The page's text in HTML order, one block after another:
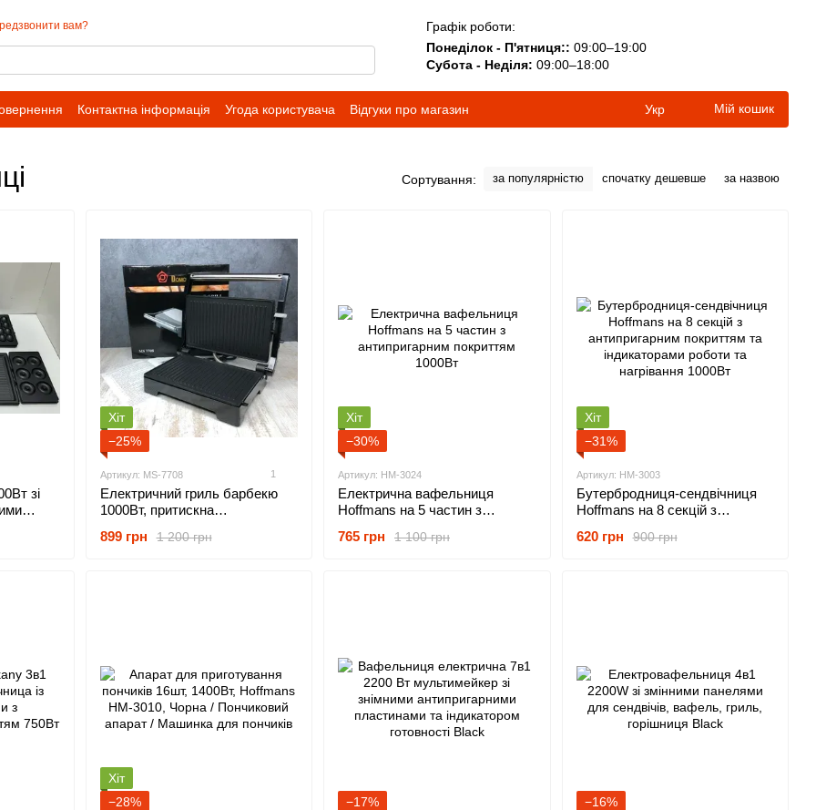
вам?
Графік роботи:
Понеділок - П'ятниця:: 09:00–19:00
Субота - Неділя: 09:00–18:00
Контактна інформація Угода користувача Відгуки про магазин Укр Мій кошик
Сортування: за популярністю спочатку дешевше за назвою
зі
Black
Хіт
−25%
Артикул: MS-7708 1
Електричний гриль барбекю
1000Вт, притискна
1 200 грн
899 грн
Хіт
−30%
Артикул: HM-3024
Електрична вафельниця
Hoffmans на 5 частин з
1000Вт
1 100 грн
765 грн
Хіт
−31%
Артикул: HM-3003
Бутербродниця-сендвічниця
Hoffmans на 8 секцій з
індикаторами роботи та
900 грн
620 грн
Хіт
−28%
−17% −16%